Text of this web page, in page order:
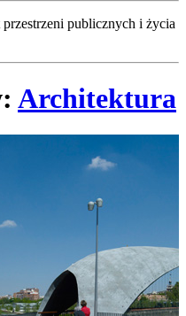
publicznych i życia
Architektura